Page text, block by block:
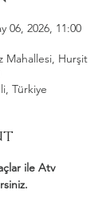
06, 2026, 11:00
Mahallesi, Hurşit
Türkiye
ile Atv